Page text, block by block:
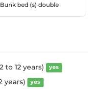
Bunk bed (s) double
12 years) yes
years) yes